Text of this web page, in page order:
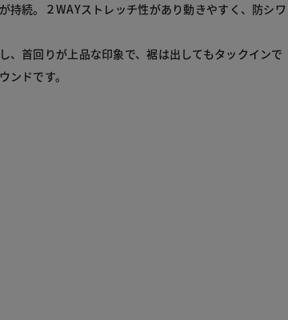
持続。２WAYストレッチ性があり動きやすく、防シワ
、首回りが上品な印象で、裾は出してもタックインで
ンドです。